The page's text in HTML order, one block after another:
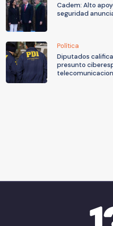
Cadem: Alto
seguridad
Política
Diputados
presunto